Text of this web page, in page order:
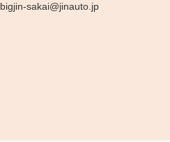
bigjin-sakai@jinauto.jp